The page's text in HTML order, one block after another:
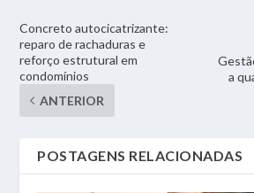
Concreto autocicatrizante:
reparo de rachaduras e
reforço estrutural em
condomínios
ANTERIOR
a
POSTAGENS RELACIONADAS